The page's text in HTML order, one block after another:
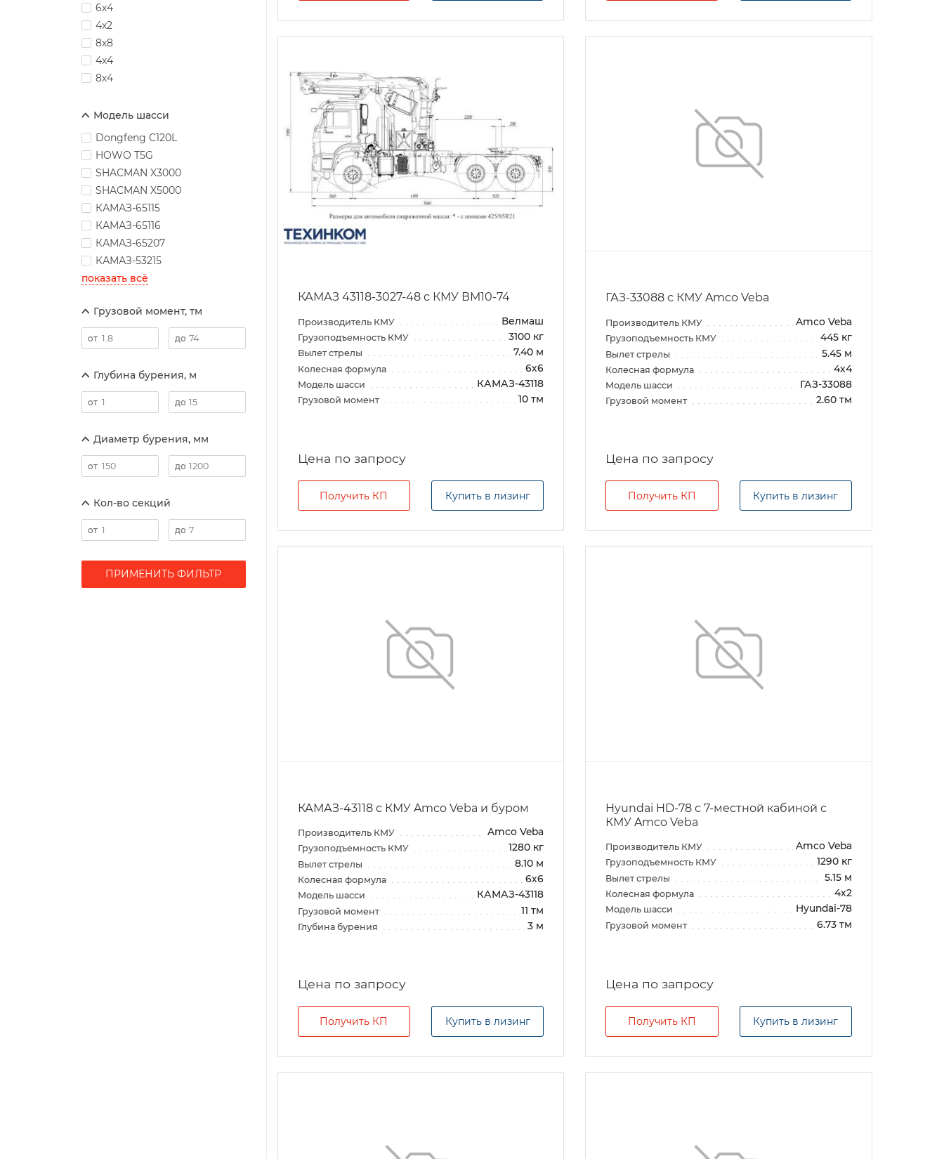
6х4
4х2
8х8
4х4
8х4
Модель шасси
Dongfeng C120L
HOWO Т5G
SHACMAN X3000
SHACMAN X5000
КАМАЗ-65115
КАМАЗ-65116
КАМАЗ-65207
КАМАЗ-53215
показать всё
Грузовой момент, тм
Глубина бурения, м
Диаметр бурения, мм
Кол-во секций
ПРИМЕНИТЬ ФИЛЬТР
КАМАЗ 43118-3027-48 с КМУ ВМ10-74
Производитель КМУ Велмаш
Грузоподъемность КМУ 3100 кг
Вылет стрелы 7.40 м
Колесная формула 6х6
Модель шасси КАМАЗ-43118
Грузовой момент 10 тм
Цена по запросу
Получить КП Купить в лизинг
ГАЗ-33088 с КМУ Amco Veba
Производитель КМУ Amco Veba
Грузоподъемность КМУ 445 кг
Вылет стрелы 5.45 м
Колесная формула 4х4
Модель шасси ГАЗ-33088
Грузовой момент 2.60 тм
Цена по запросу
Получить КП Купить в лизинг
КАМАЗ-43118 с КМУ Amco Veba и буром
Производитель КМУ Amco Veba
Грузоподъемность КМУ 1280 кг
Вылет стрелы 8.10 м
Колесная формула 6х6
Модель шасси КАМАЗ-43118
Грузовой момент 11 тм
Глубина бурения 3 м
Цена по запросу
Получить КП Купить в лизинг
Hyundai HD-78 с 7-местной кабиной с
КМУ Amco Veba
Производитель КМУ Amco Veba
Грузоподъемность КМУ 1290 кг
Вылет стрелы 5.15 м
Колесная формула 4х2
Модель шасси Hyundai-78
Грузовой момент 6.73 тм
Цена по запросу
Получить КП Купить в лизинг